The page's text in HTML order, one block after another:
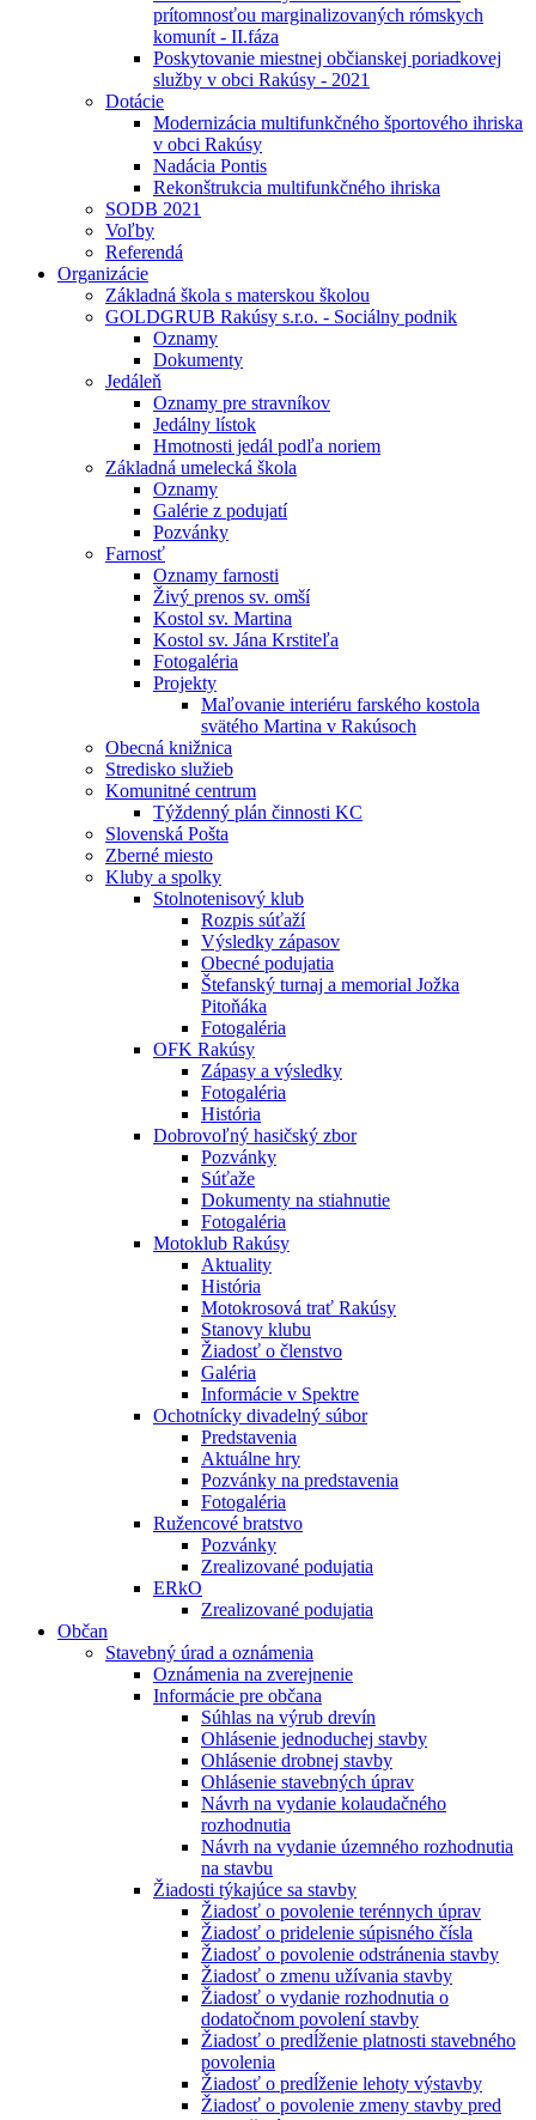
prítomnosťou marginalizovaných rómskych
komunít - II.fáza
Poskytovanie miestnej občianskej poriadkovej
služby v obci Rakúsy - 2021
Dotácie
Modernizácia multifunkčného športového ihriska
v obci Rakúsy
Nadácia Pontis
Rekonštrukcia multifunkčného ihriska
SODB 2021
Voľby
Referendá
Organizácie
Základná škola s materskou školou
GOLDGRUB Rakúsy s.r.o. - Sociálny podnik
Oznamy
Dokumenty
Jedáleň
Oznamy pre stravníkov
Jedálny lístok
Hmotnosti jedál podľa noriem
Základná umelecká škola
Oznamy
Galérie z podujatí
Pozvánky
Farnosť
Oznamy farnosti
Živý prenos sv. omší
Kostol sv. Martina
Kostol sv. Jána Krstiteľa
Fotogaléria
Projekty
Maľovanie interiéru farského kostola
svätého Martina v Rakúsoch
Obecná knižnica
Stredisko služieb
Komunitné centrum
Týždenný plán činnosti KC
Slovenská Pošta
Zberné miesto
Kluby a spolky
Stolnotenisový klub
Rozpis súťaží
Výsledky zápasov
Obecné podujatia
Štefanský turnaj a memorial Jožka
Pitoňáka
Fotogaléria
OFK Rakúsy
Zápasy a výsledky
Fotogaléria
História
Dobrovoľný hasičský zbor
Pozvánky
Súťaže
Dokumenty na stiahnutie
Fotogaléria
Motoklub Rakúsy
Aktuality
História
Motokrosová trať Rakúsy
Stanovy klubu
Žiadosť o členstvo
Galéria
Informácie v Spektre
Ochotnícky divadelný súbor
Predstavenia
Aktuálne hry
Pozvánky na predstavenia
Fotogaléria
Ružencové bratstvo
Pozvánky
Zrealizované podujatia
ERkO
Zrealizované podujatia
Občan
Stavebný úrad a oznámenia
Oznámenia na zverejnenie
Informácie pre občana
Súhlas na výrub drevín
Ohlásenie jednoduchej stavby
Ohlásenie drobnej stavby
Ohlásenie stavebných úprav
Návrh na vydanie kolaudačného
rozhodnutia
Návrh na vydanie územného rozhodnutia
na stavbu
Žiadosti týkajúce sa stavby
Žiadosť o povolenie terénnych úprav
Žiadosť o pridelenie súpisného čísla
Žiadosť o povolenie odstránenia stavby
Žiadosť o zmenu užívania stavby
Žiadosť o vydanie rozhodnutia o
dodatočnom povolení stavby
Žiadosť o predĺženie platnosti stavebného
povolenia
Žiadosť o predĺženie lehoty výstavby
Žiadosť o povolenie zmeny stavby pred